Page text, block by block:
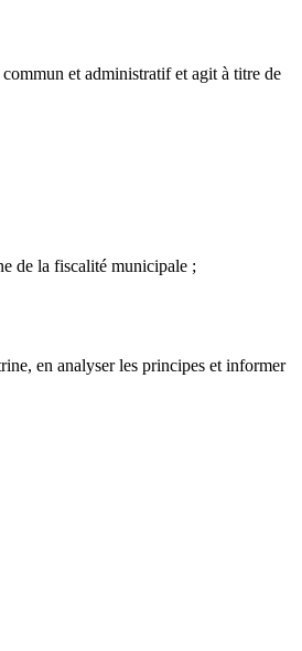
et administratif et agit à titre de
de la fiscalité municipale ;
en analyser les principes et informer